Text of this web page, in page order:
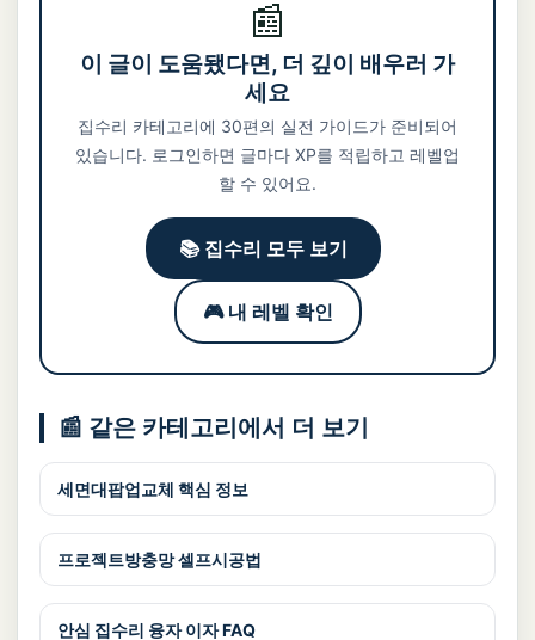
📰
이 글이 도움됐다면, 더 깊이 배우러 가
세요
집수리 카테고리에 30편의 실전 가이드가 준비되어
있습니다. 로그인하면 글마다 XP를 적립하고 레벨업
할 수 있어요.
📚 집수리 모두 보기
🎮 내 레벨 확인
📰 같은 카테고리에서 더 보기
세면대팝업교체 핵심 정보
프로젝트방충망 셀프시공법
안심 집수리 융자 이자 FAQ